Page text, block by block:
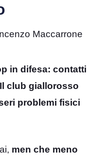
Maccarrone
in difesa: contatti
club giallorosso
problemi fisici
men che meno